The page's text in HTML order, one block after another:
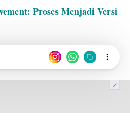
Proses Menjadi Versi
Transformasi